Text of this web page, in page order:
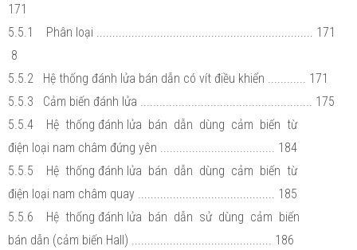
171
5.5.1 Phân loại .................................................................... 171
8
5.5.2 Hệ thống đánh lửa bán dẫn có vít điều khiển ............ 171
5.5.3 Cảm biến đánh lửa ...................................................... 175
5.5.4 Hệ thống đánh lửa bán dẫn dùng cảm biến từ
điện loại nam châm đứng yên .................................... 184
5.5.5 Hệ thống đánh lửa bán dẫn dùng cảm biến từ
điện loại nam châm quay ........................................... 185
5.5.6 Hệ thống đánh lửa bán dẫn sử dùng cảm biến
bán dẫn (cảm biến Hall) ............................................ 186